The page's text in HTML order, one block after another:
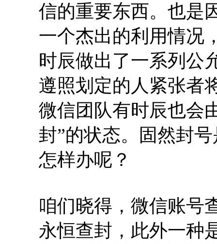
信的重要东西。也是
一个杰出的利用情况
时辰做出了一系列公
遵照划定的人紧张者
微信团队有时辰也会
封”的状态。固然封
怎样办呢？
咱们晓得，微信账号
永恒查封，此外一种